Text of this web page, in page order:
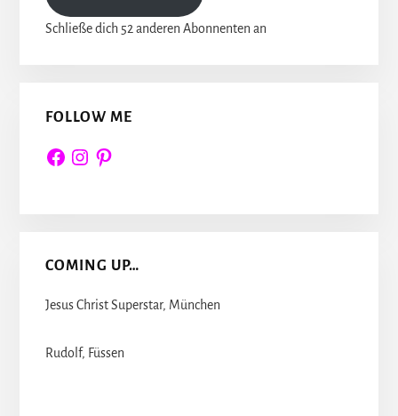
Schließe dich 52 anderen Abonnenten an
FOLLOW ME
FacebookInstagram
Pinterest
COMING UP…
Jesus Christ Superstar, München
Rudolf, Füssen